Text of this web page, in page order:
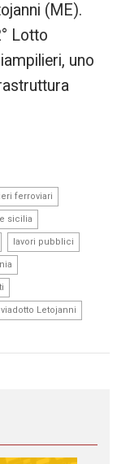
(ME).
Lotto
uno
ferroviari
sicilia
lavori pubblici
viadotto Letojanni